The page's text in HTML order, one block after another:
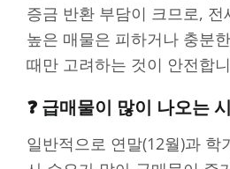
증금 반환 부담이 크므로, 전
높은 매물은 피하거나 충분
때만 고려하는 것이 안전합
❓ 급매물이 많이 나오는
일반적으로 연말(12월)과 학